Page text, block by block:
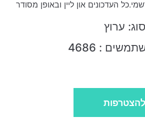
סוג: ערוץ
: 4686
להצטרפות